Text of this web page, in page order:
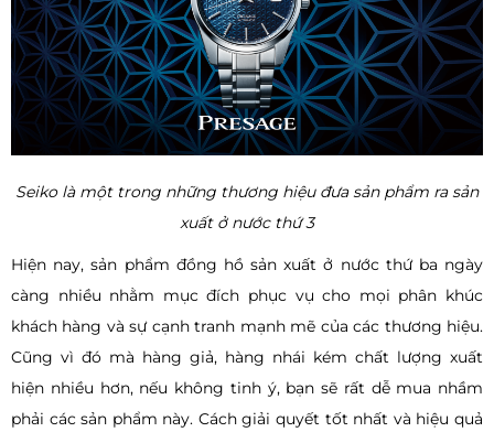
Seiko là một trong những thương hiệu đưa sản phẩm ra sản
xuất ở nước thứ 3
Hiện nay, sản phẩm đồng hồ sản xuất ở nước thứ ba ngày
càng nhiều nhằm mục đích phục vụ cho mọi phân khúc
khách hàng và sự cạnh tranh mạnh mẽ của các thương hiệu.
Cũng vì đó mà hàng giả, hàng nhái kém chất lượng xuất
hiện nhiều hơn, nếu không tinh ý, bạn sẽ rất dễ mua nhầm
phải các sản phẩm này. Cách giải quyết tốt nhất và hiệu quả